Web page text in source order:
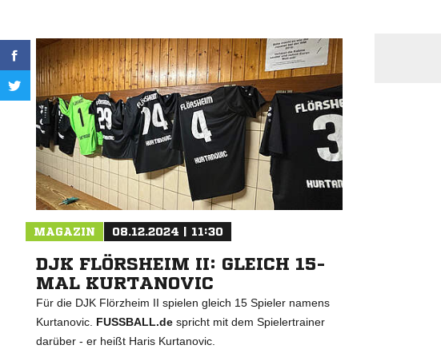
MAGAZIN 08.12.2024 | 11:30
DJK FLÖRSHEIM II: GLEICH 15-
MAL KURTANOVIC
Für die DJK Flörzheim II spielen gleich 15 Spieler namens
Kurtanovic. FUSSBALL.de spricht mit dem Spielertrainer
darüber - er heißt Haris Kurtanovic.